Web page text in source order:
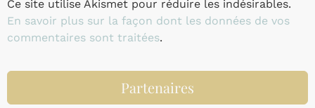
Ce site utilise Akismet pour réduire les indésirables.
En savoir plus sur la façon dont les données de vos
commentaires sont traitées.
Partenaires